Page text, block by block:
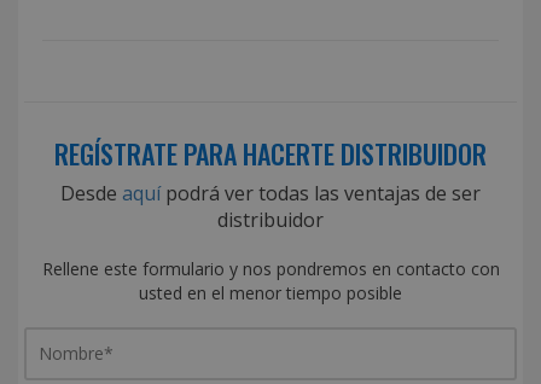
REGÍSTRATE PARA HACERTE DISTRIBUIDOR
Desde aquípodrá ver todas las ventajas de ser
distribuidor
Rellene este formulario y nos pondremos en contacto con
usted en el menor tiempo posible